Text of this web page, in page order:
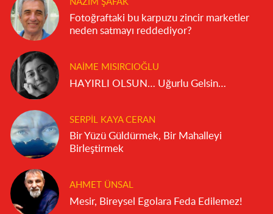
NAZIM ŞAFAK
Fotoğraftaki bu karpuzu zincir marketler
neden satmayı reddediyor?
NAIME MISIRCIOĞLU
HAYIRLI OLSUN… Uğurlu Gelsin…
SERPIL KAYA CERAN
Bir Yüzü Güldürmek, Bir Mahalleyi
Birleştirmek
AHMET ÜNSAL
Mesir, Bireysel Egolara Feda Edilemez!